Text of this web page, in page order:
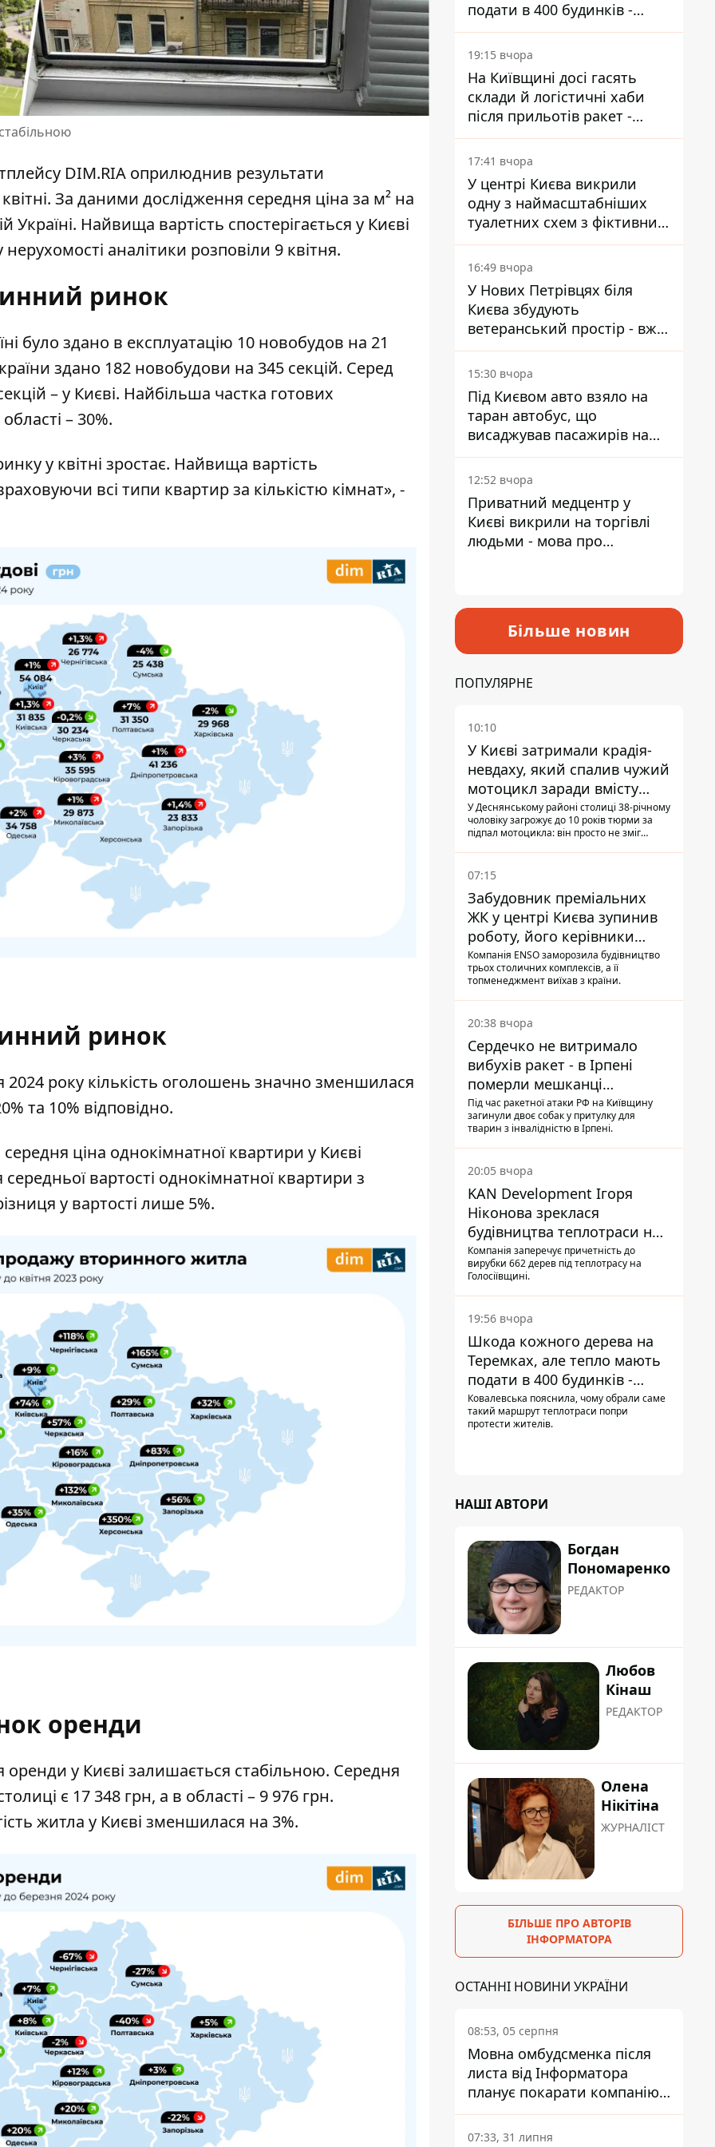
DIM.RIA оприлюднив результати
За даними дослідження середня ціна за м² на
Україні. Найвища вартість спостерігається у Києві
аналітики розповіли 9 квітня.
ринок
було здано в експлуатацію 10 новобудов на 21
здано 182 новобудови на 345 секцій. Серед
– у Києві. Найбільша частка готових
– 30%.
у квітні зростає. Найвища вартість
всі типи квартир за кількістю кімнат», -
ринок
2024 року кількість оголошень значно зменшилася
та 10% відповідно.
ціна однокімнатної квартири у Києві
вартості однокімнатної квартири з
у вартості лише 5%.
оренди
у Києві залишається стабільною. Середня
є 17 348 грн, а в області – 9 976 грн.
житла у Києві зменшилася на 3%.
подати в 400 будинків -
депутатка Київради
19:15 вчора
На Київщині досі гасять
склади й логістичні хаби
після прильотів ракет -
ДСНС
17:41 вчора
У центрі Києва викрили
одну з наймасштабніших
туалетних схем з фіктивним
будинком
16:49 вчора
У Нових Петрівцях біля
Києва збудують
ветеранський простір - вже
знайшли проєктанта
15:30 вчора
Під Києвом авто взяло на
таран автобус, що
висаджував пасажирів на
зупинці - пасажирка в
лікарні
12:52 вчора
Приватний медцентр у
Києві викрили на торгівлі
людьми - мова про
Більше новин
ПОПУЛЯРНЕ
10:10
У Києві затримали крадія-
невдаху, який спалив чужий
мотоцикл заради вмісту
багажника
У Деснянському районі столиці 38-річному
чоловіку загрожує до 10 років тюрми за
підпал мотоцикла: він просто не зміг
07:15
Забудовник преміальних
ЖК у центрі Києва зупинив
роботу, його керівники
втекли з України - Bihus.info
Компанія ENSO заморозила будівництво
трьох столичних комплексів, а її
топменеджмент виїхав з країни.
20:38 вчора
Сердечко не витримало
вибухів ракет - в Ірпені
померли мешканці
притулку для собак з
інвалідністю
Під час ракетної атаки РФ на Київщину
загинули двоє собак у притулку для
тварин з інвалідністю в Ірпені.
20:05 вчора
KAN Development Ігоря
Ніконова зреклася
будівництва теплотраси на
Теремках
Компанія заперечує причетність до
вирубки 662 дерев під теплотрасу на
Голосіївщині.
19:56 вчора
Шкода кожного дерева на
Теремках, але тепло мають
подати в 400 будинків -
депутатка Київради
Ковалевська пояснила, чому обрали саме
такий маршрут теплотраси попри
протести жителів.
НАШІ АВТОРИ
Богдан
Пономаренко
РЕДАКТОР
Любов
Кінаш
РЕДАКТОР
Олена
Нікітіна
ЖУРНАЛІСТ
БІЛЬШЕ ПРО АВТОРІВ
ІНФОРМАТОРА
ОСТАННІ НОВИНИ УКРАЇНИ
08:53, 05 серпня
Мовна омбудсменка після
листа від Інформатора
планує покарати компанію-
підрядника ПриватБанку
07:33, 31 липня